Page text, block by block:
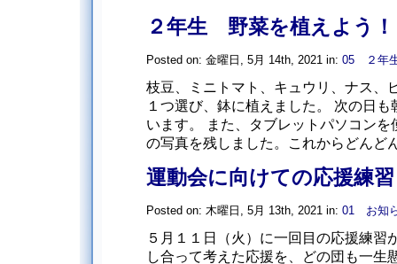
２年生 野菜を植えよう！
Posted on: 金曜日, 5月 14th, 2021 in: 05 ２年
枝豆、ミニトマト、キュウリ、ナス、
１つ選び、鉢に植えました。 次の日
います。 また、タブレットパソコン
の写真を残しました。これからどんど
運動会に向けての応援練習
Posted on: 木曜日, 5月 13th, 2021 in: 01 お知
５月１１日（火）に一回目の応援練習
し合って考えた応援を、どの団も一生